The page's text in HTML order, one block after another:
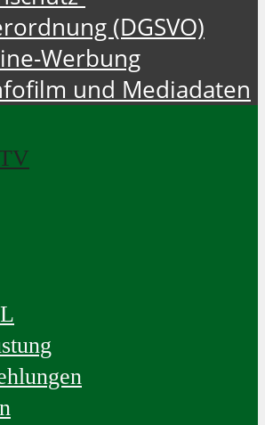
(DGSVO)
Werbung
und Mediadaten